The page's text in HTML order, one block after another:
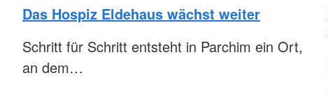
Das Hospiz Eldehaus wächst weiter
Schritt für Schritt entsteht in Parchim ein Ort,
an dem…